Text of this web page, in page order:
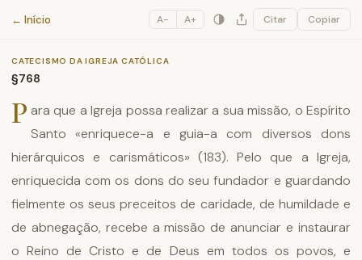
Catecismo da Igreja Católica
← Início A− A+ Citar Copiar
CATECISMO DA IGREJA CATÓLICA
§768
P ara que a Igreja possa realizar a sua missão, o Espírito
Santo «enriquece-a e guia-a com diversos dons
hierárquicos e carismáticos» (183). Pelo que a Igreja,
enriquecida com os dons do seu fundador e guardando
fielmente os seus preceitos de caridade, de humildade e
de abnegação, recebe a missão de anunciar e instaurar
o Reino de Cristo e de Deus em todos os povos, e